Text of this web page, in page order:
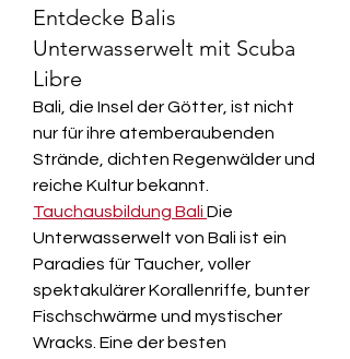
Entdecke Balis
Unterwasserwelt mit Scuba
Libre
Bali, die Insel der Götter, ist nicht
nur für ihre atemberaubenden
Strände, dichten Regenwälder und
Tauchausbildung Bali Die
Unterwasserwelt von Bali ist ein
Paradies für Taucher, voller
spektakulärer Korallenriffe, bunter
Fischschwärme und mystischer
Wracks. Eine der besten